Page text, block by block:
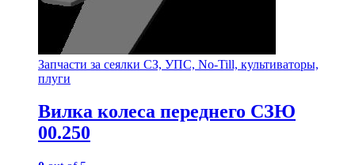
Запчасти за сеялки СЗ, УПС, No-Till, культиваторы,
плуги
Вилка колеса переднего СЗЮ
00.250